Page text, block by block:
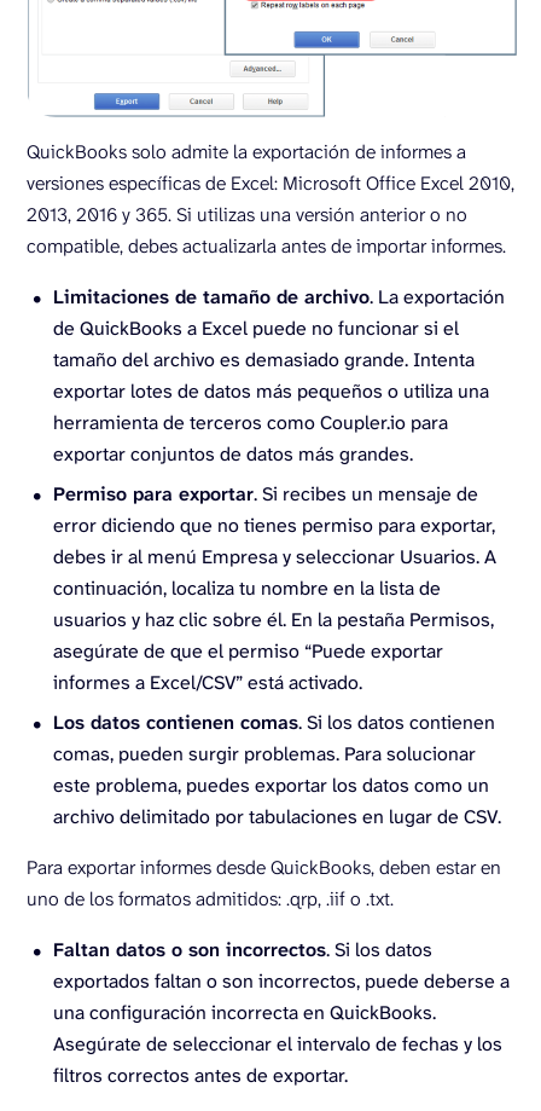
QuickBooks solo admite la exportación de informes a
versiones específicas de Excel: Microsoft Office Excel 2010,
2013, 2016 y 365. Si utilizas una versión anterior o no
compatible, debes actualizarla antes de importar informes.
Limitaciones de tamaño de archivo. La exportación
de QuickBooks a Excel puede no funcionar si el
tamaño del archivo es demasiado grande. Intenta
exportar lotes de datos más pequeños o utiliza una
herramienta de terceros como Coupler.io para
exportar conjuntos de datos más grandes.
Permiso para exportar. Si recibes un mensaje de
error diciendo que no tienes permiso para exportar,
debes ir al menú Empresa y seleccionar Usuarios. A
continuación, localiza tu nombre en la lista de
usuarios y haz clic sobre él. En la pestaña Permisos,
asegúrate de que el permiso “Puede exportar
informes a Excel/CSV” está activado.
Los datos contienen comas. Si los datos contienen
comas, pueden surgir problemas. Para solucionar
este problema, puedes exportar los datos como un
archivo delimitado por tabulaciones en lugar de CSV.
Para exportar informes desde QuickBooks, deben estar en
uno de los formatos admitidos: .qrp, .iif o .txt.
Faltan datos o son incorrectos. Si los datos
exportados faltan o son incorrectos, puede deberse a
una configuración incorrecta en QuickBooks.
Asegúrate de seleccionar el intervalo de fechas y los
filtros correctos antes de exportar.